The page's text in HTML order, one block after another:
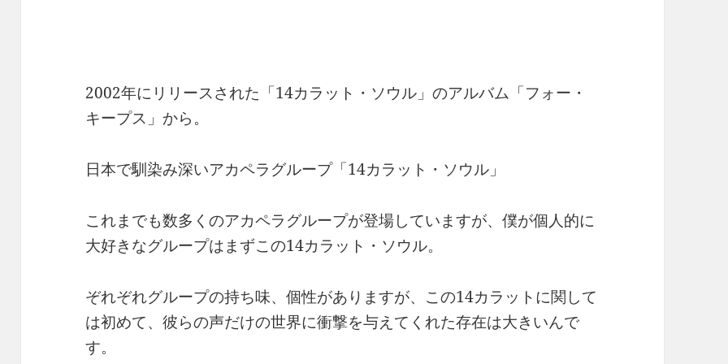
2002年にリリースされた「14カラット・ソウル」のアルバム「フォー・
キープス」から。
日本で馴染み深いアカペラグループ「14カラット・ソウル」
これまでも数多くのアカペラグループが登場していますが、僕が個人的に
大好きなグループはまずこの14カラット・ソウル。
ぞれぞれグループの持ち味、個性がありますが、この14カラットに関して
は初めて、彼らの声だけの世界に衝撃を与えてくれた存在は大きいんで
す。